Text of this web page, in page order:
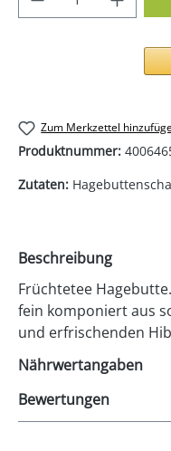
Zum Merkzettel
Produktnummer:
Zutaten:
Beschreibung
Früchtetee
fein komponiert aus
und erfrischenden
Nährwertangaben
Bewertungen